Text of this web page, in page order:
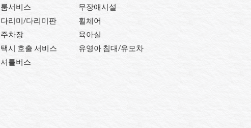
룸서비스
다리미/다리미판
주차장
택시 호출 서비스
셔틀버스
무장애시설
휠체어
육아실
유영아 침대/유모차